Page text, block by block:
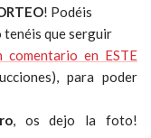
! Podéis
tenéis que serguir
comentario en ESTE
para poder
, os dejo la foto!